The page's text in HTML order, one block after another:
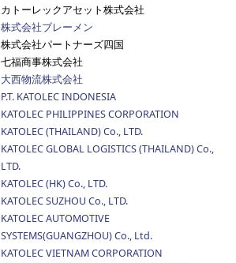
カトーレックアセット株式会社
株式会社ブレーメン
株式会社パートナーズ四国
七福商事株式会社
大西物流株式会社
P.T. KATOLEC INDONESIA
KATOLEC PHILIPPINES CORPORATION
KATOLEC (THAILAND) Co., LTD.
KATOLEC GLOBAL LOGISTICS (THAILAND) Co.,
LTD.
KATOLEC (HK) Co., LTD.
KATOLEC SUZHOU Co., LTD.
KATOLEC AUTOMOTIVE
SYSTEMS(GUANGZHOU) Co., Ltd.
KATOLEC VIETNAM CORPORATION